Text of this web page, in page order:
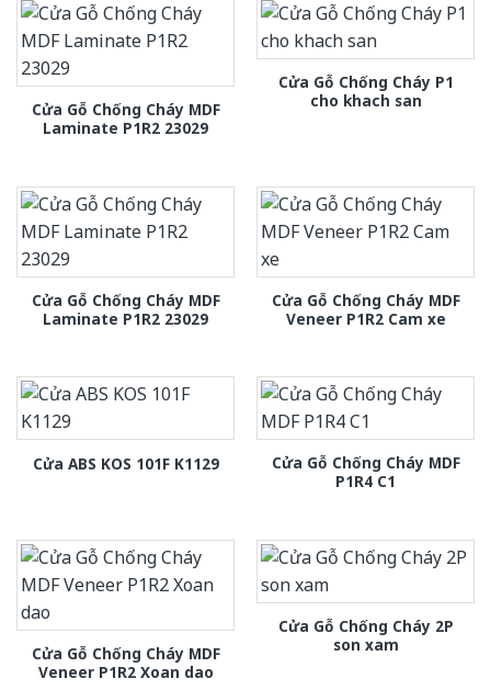
Cửa Gỗ Chống Cháy MDF
Laminate P1R2 23029
Cửa Gỗ Chống Cháy P1
cho khach san
Cửa Gỗ Chống Cháy MDF
Laminate P1R2 23029
Cửa Gỗ Chống Cháy MDF
Veneer P1R2 Cam xe
Cửa ABS KOS 101F K1129
Cửa Gỗ Chống Cháy MDF
P1R4 C1
Cửa Gỗ Chống Cháy MDF
Veneer P1R2 Xoan dao
Cửa Gỗ Chống Cháy 2P
son xam